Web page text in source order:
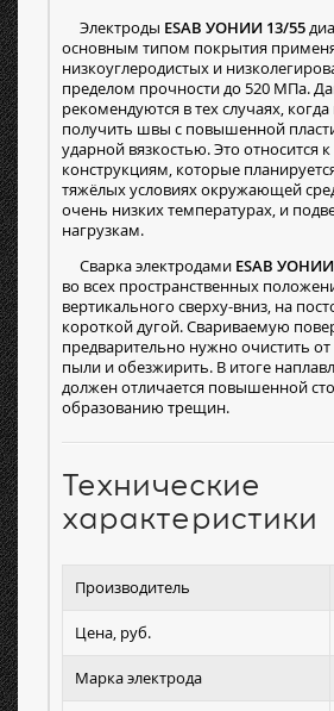
Электроды ESAB УОНИИ 13/55
основным типом покрытия
низкоуглеродистых и
пределом прочности до 520 МПа.
рекомендуются в тех случаях,
получить швы с повышенной
ударной вязкостью. Это относится
конструкциям, которые
тяжёлых условиях окружающей
очень низких температурах, и
нагрузкам.
Сварка электродами ESAB
во всех пространственных
вертикального сверху-вниз, на
короткой дугой. Свариваемую
предварительно нужно очистить
пыли и обезжирить. В итоге
должен отличается повышенной
образованию трещин.
Технические
характеристики
Производитель
Цена, руб.
Марка электрода